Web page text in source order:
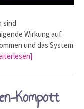
sind
Wirkung auf
und das System
Kompott